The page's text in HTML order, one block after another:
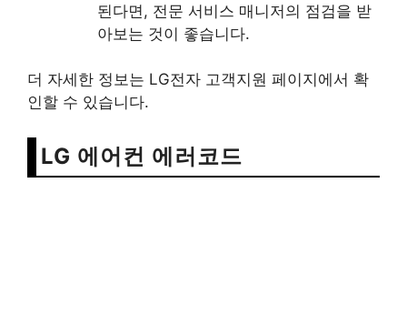
된다면, 전문 서비스 매니저의 점검을 받
아보는 것이 좋습니다.
더 자세한 정보는 LG전자 고객지원 페이지에서 확
인할 수 있습니다.
LG 에어컨 에러코드